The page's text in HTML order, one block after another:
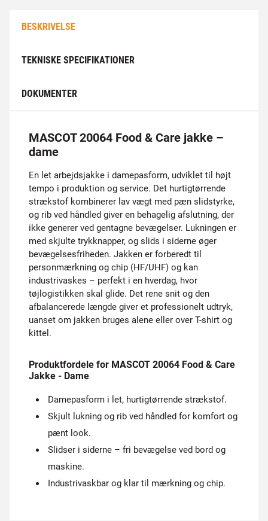
BESKRIVELSE
TEKNISKE SPECIFIKATIONER
DOKUMENTER
MASCOT 20064 Food & Care jakke –
dame
En let arbejdsjakke i damepasform, udviklet til højt
tempo i produktion og service. Det hurtigtørrende
strækstof kombinerer lav vægt med pæn slidstyrke,
og rib ved håndled giver en behagelig afslutning, der
ikke generer ved gentagne bevægelser. Lukningen er
med skjulte trykknapper, og slids i siderne øger
bevægelsesfriheden. Jakken er forberedt til
personmærkning og chip (HF/UHF) og kan
industrivaskes – perfekt i en hverdag, hvor
tøjlogistikken skal glide. Det rene snit og den
afbalancerede længde giver et professionelt udtryk,
uanset om jakken bruges alene eller over T-shirt og
kittel.
Produktfordele for MASCOT 20064 Food & Care
Jakke - Dame
Damepasform i let, hurtigtørrende strækstof.
Skjult lukning og rib ved håndled for komfort og
pænt look.
Slidser i siderne – fri bevægelse ved bord og
maskine.
Industrivaskbar og klar til mærkning og chip.